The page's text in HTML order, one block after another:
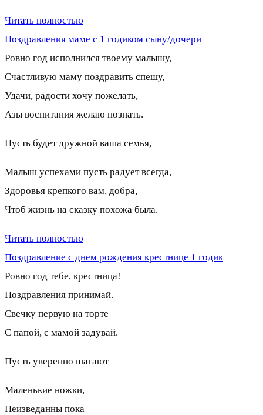
Читать полностью
Поздравления маме с 1 годиком сыну/дочери
Ровно год исполнился твоему малышу,
Счастливую маму поздравить спешу,
Удачи, радости хочу пожелать,
Азы воспитания желаю познать.
Пусть будет дружной ваша семья,
Малыш успехами пусть радует всегда,
Здоровья крепкого вам, добра,
Чтоб жизнь на сказку похожа была.
Читать полностью
Поздравление с днем рождения крестнице 1 годик
Ровно год тебе, крестница!
Поздравления принимай.
Свечку первую на торте
С папой, с мамой задувай.
Пусть уверенно шагают
Маленькие ножки,
Неизведанны пока